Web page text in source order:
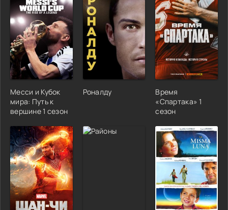
Месси и Кубок
мира: Путь к
вершине 1 сезон
Роналду
Время
«Спартака» 1
сезон